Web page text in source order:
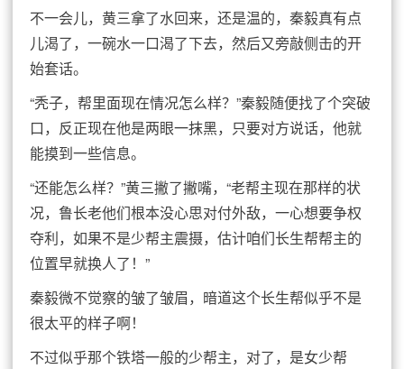
不一会儿，黄三拿了水回来，还是温的，秦毅真有点
儿渴了，一碗水一口渴了下去，然后又旁敲侧击的开
始套话。
“秃子，帮里面现在情况怎么样？”秦毅随便找了个突破
口，反正现在他是两眼一抹黑，只要对方说话，他就
能摸到一些信息。
“还能怎么样？”黄三撇了撇嘴，“老帮主现在那样的状
况，鲁长老他们根本没心思对付外敌，一心想要争权
夺利，如果不是少帮主震摄，估计咱们长生帮帮主的
位置早就换人了！”
秦毅微不觉察的皱了皱眉，暗道这个长生帮似乎不是
很太平的样子啊！
不过似乎那个铁塔一般的少帮主，对了，是女少帮